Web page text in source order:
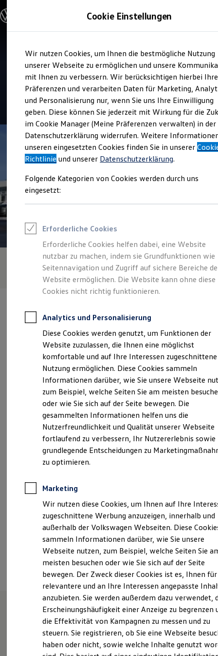
Hauptinhalt
springen
Footer
springen
Modelle & Konfigurator
Nutzfahrzeugkategorien entdecken
Modelle konfigurieren
Vorgängermodelle und Oldtimer
Vorgängermodelle
Oldtimer
Bulli Historie
Branchenlösungen & Gewerbekunden
Umbaulösungen und Hersteller finden
Auf- und Umbauten entdecken & konfigurieren
Groß- und Sonderkunden
Großkunden
Kommunen & Behörden
Journalisten
Sportvereine
Branchenlösungen
Gewerbliche Personenbeförderung
Service & mobile Werkstätten
Menschen mit Behinderung
Rettungsdienste
ONE Business ID Vorteile
Fahrzeugsuche & Marktplatz
Fahrzeugsuche
Fahrzeuge online kaufen
Digitaler Marktplatz
Kauf & Finanzierung
Online-Fahrzeugbewertung
Für Privatkunden
Für Gewerbekunden
Profi Paket
TopDeal
Gebrauchtwagen
ProfiPartner für Gebrauchtwagen
Zertifizierte Gebrauchtwagen
Finanzierung
Für Privatkunden
Für Gewerbekunden
Leasing
Für Privatkunden
Für Gewerbekunden
Versicherungen & Garantien
Garantien
Kfz-Versicherung für Nutzfahrzeuge
Restschuldversicherung
Wartungsverträge
Reparatur & Service
Sommer-Special
Reparatur, Pflege & Inspektion
Servicetermin anfragen
Service-Vorteile bei Volkswagen Nutzfahrzeuge
ServicePlus
Economy Service
Räder & Reifen Service
Ersatzfahrzeuge
Notdienst und Pannenhilfe
Software, Konnektivität & Apps
California App
VW Connect für Ihren Transporter/Caravelle
VW Connect für Ihren Amarok
VW Connect für andere Modelle
Fleet Interface Data
Multistop Pathfinder
Übersicht Software Updates
Verkauf und Service
Autohaus Ostmann GmbH &
Co. KG
4.6|92 Bewertungen
Verantwortlich für die Inhalte auf dieser Seite ist die Autohaus
Ostmann GmbH & Co. KG(Impressum & Rechtliches
Ippinghäuser Straße 10/12, 34466 Wolfhagen
vw@autohaus-ostmann.de
+49 5692 98760
Montag-Freitag 07:00 -18:00 Uhr
Samstag
08:00-14:00 Uhr
Ansprechpartner
Termin vereinbaren
Herzlich willkommen bei
Volkswagen Nutzfahrzeuge
Cookie Einstellungen
Wir nutzen Cookies, um Ihnen die bestmögliche Nutzung
unserer Webseite zu ermöglichen und unsere
mit Ihnen zu verbessern. Wir berücksichtigen hierbei Ihre
Präferenzen und verarbeiten Daten für Marketing,
und Personalisierung nur, wenn Sie uns Ihre Einwilligung
geben. Diese können Sie jederzeit mit Wirkung für die
im Cookie Manager (Meine Präferenzen verwalten) in der
Datenschutzerklärung widerrufen. Weitere
unseren eingesetzten Cookies finden Sie in unserer
Richtlinie und unserer Datenschutzerklärung.
Folgende Kategorien von Cookies werden durch uns
eingesetzt:
Erforderliche Cookies
Erforderliche Cookies helfen dabei, eine Website
nutzbar zu machen, indem sie Grundfunktionen wie
Seitennavigation und Zugriff auf sichere Bereiche
Website ermöglichen. Die Website kann ohne diese
Cookies nicht richtig funktionieren.
Analytics und Personalisierung
Diese Cookies werden genutzt, um Funktionen der
Website zuzulassen, die Ihnen eine möglichst
komfortable und auf Ihre Interessen zugeschnittene
Nutzung ermöglichen. Diese Cookies sammeln
Informationen darüber, wie Sie unsere Webseite
zum Beispiel, welche Seiten Sie am meisten
oder wie Sie sich auf der Seite bewegen. Die
gesammelten Informationen helfen uns die
Nutzerfreundlichkeit und Qualität unserer Webseite
fortlaufend zu verbessern, Ihr Nutzererlebnis sowie
grundlegende Entscheidungen zu
zu optimieren.
Marketing
Wir nutzen diese Cookies, um Ihnen auf Ihre
zugeschnittene Werbung anzuzeigen, innerhalb und
außerhalb der Volkswagen Webseiten. Diese
sammeln Informationen darüber, wie Sie unsere
Webseite nutzen, zum Beispiel, welche Seiten Sie
meisten besuchen oder wie Sie sich auf der Seite
bewegen. Der Zweck dieser Cookies ist es, Ihnen für
relevantere und an Ihre Interessen angepasste
anzubieten. Sie werden außerdem dazu verwendet,
Erscheinungshäufigkeit einer Anzeige zu begrenzen
die Effektivität von Kampagnen zu messen und zu
steuern. Sie registrieren, ob Sie eine Webseite
haben oder nicht, sowie welche Inhalte genutzt